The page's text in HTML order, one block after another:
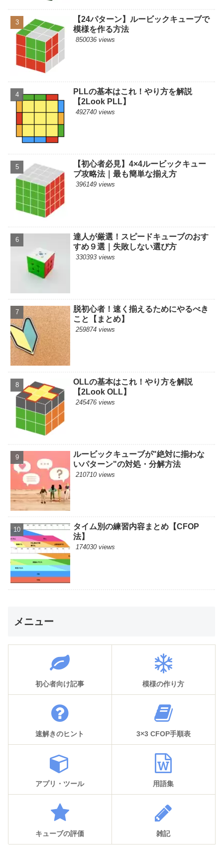
【24パターン】ルービックキューブで
模様を作る方法
850036 views
PLLの基本はこれ！やり方を解説
【2Look PLL】
492740 views
【初心者必見】4×4ルービックキュー
ブ攻略法｜最も簡単な揃え方
396149 views
達人が厳選！スピードキューブのおす
すめ９選｜失敗しない選び方
330393 views
脱初心者！速く揃えるためにやるべき
こと【まとめ】
259874 views
OLLの基本はこれ！やり方を解説
【2Look OLL】
245476 views
ルービックキューブが"絶対に揃わな
いパターン"の対処・分解方法
210710 views
タイム別の練習内容まとめ【CFOP
法】
174030 views
メニュー
初心者向け記事 模様の作り方
速解きのヒント 3×3 CFOP手順表
アプリ・ツール 用語集
キューブの評価 雑記